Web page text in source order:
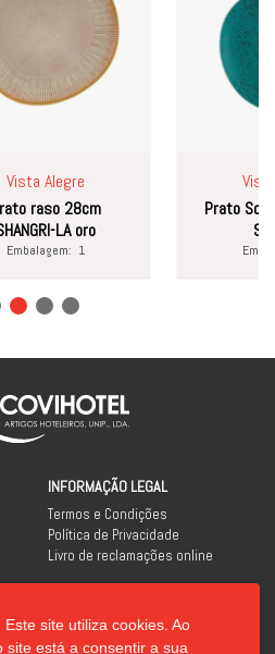
Este site utiliza cookies. Ao
site está a consentir a sua
Alegre
raso 28cm
LA oro
1
Vista
Prato
INFORMAÇÃO LEGAL
Termos e Condições
Política de Privacidade
Livro de reclamações online
SOCIAIS